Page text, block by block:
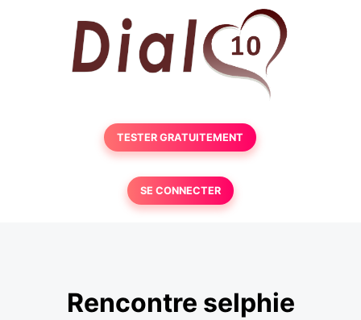
TESTER GRATUITEMENT
SE CONNECTER
Rencontre selphie